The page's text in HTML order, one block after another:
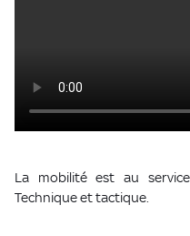
La mobilité est au
Technique et tactique.